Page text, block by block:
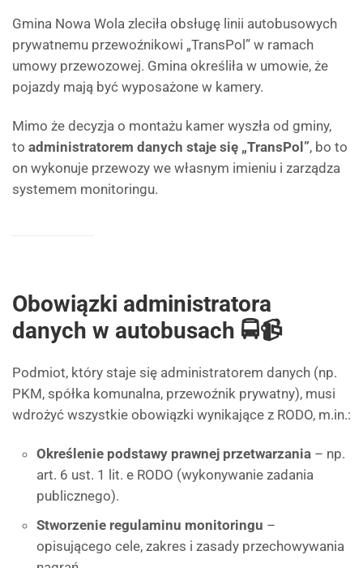
Gmina Nowa Wola zleciła obsługę linii autobusowych
prywatnemu przewoźnikowi „TransPol” w ramach
umowy przewozowej. Gmina określiła w umowie, że
pojazdy mają być wyposażone w kamery.
Mimo że decyzja o montażu kamer wyszła od gminy,
to administratorem danych staje się „TransPol”, bo to
on wykonuje przewozy we własnym imieniu i zarządza
systemem monitoringu.
Obowiązki administratora
danych w autobusach 🚍📹
Podmiot, który staje się administratorem danych (np.
PKM, spółka komunalna, przewoźnik prywatny), musi
wdrożyć wszystkie obowiązki wynikające z RODO, m.in.:
Określenie podstawy prawnej przetwarzania – np.
art. 6 ust. 1 lit. e RODO (wykonywanie zadania
publicznego).
Stworzenie regulaminu monitoringu –
opisującego cele, zakres i zasady przechowywania